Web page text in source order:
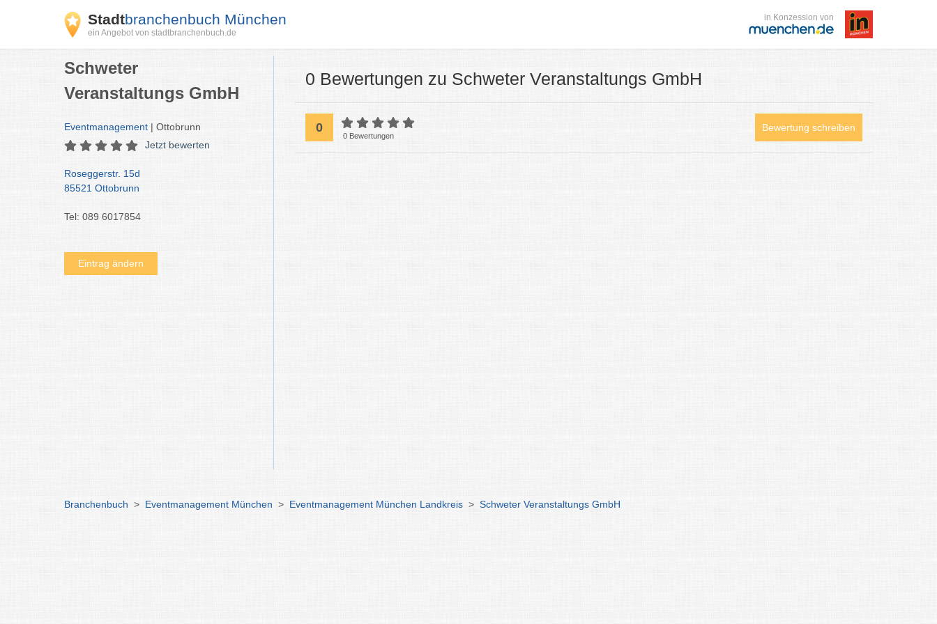
Stadtbranchenbuch München
ein Angebot von stadtbranchenbuch.de
in Konzession von
Schweter
Veranstaltungs GmbH
Eventmanagement | Ottobrunn
Jetzt bewerten
Roseggerstr. 15d
85521 Ottobrunn
Tel: 089 6017854
Eintrag ändern
0 Bewertungen zu Schweter Veranstaltungs GmbH
0
0 Bewertungen
Bewertung schreiben
Branchenbuch > Eventmanagement München > Eventmanagement München Landkreis > Schweter Veranstaltungs GmbH